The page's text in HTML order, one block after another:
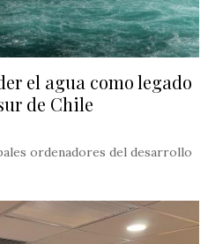
el agua como legado
de Chile
ordenadores del desarrollo